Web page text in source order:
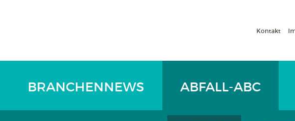
Kontakt
BRANCHENNEWS ABFALL-ABC